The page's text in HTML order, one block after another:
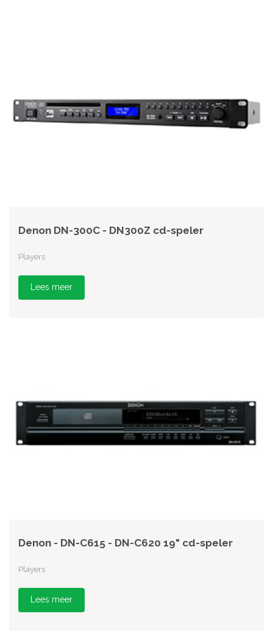
Denon DN-300C - DN300Z cd-speler
Players
Lees meer
Denon - DN-C615 - DN-C620 19" cd-speler
Players
Lees meer